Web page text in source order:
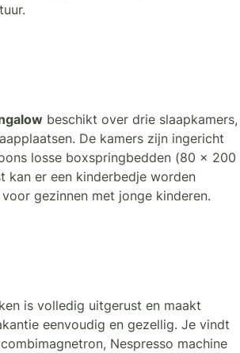
beschikt over drie slaapkamers,
De kamers zijn ingericht
losse boxspringbedden (80 x 200
kan er een kinderbedje worden
gezinnen met jonge kinderen.
is volledig uitgerust en maakt
eenvoudig en gezellig. Je vindt
Nespresso machine